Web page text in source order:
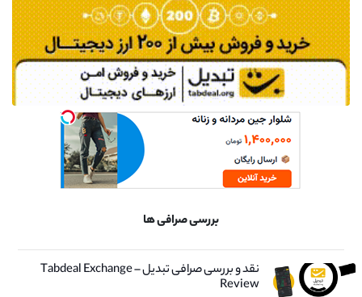
بررسی صرافی ها
نقد و بررسی صرافی تبدیل – Tabdeal Exchange
Review